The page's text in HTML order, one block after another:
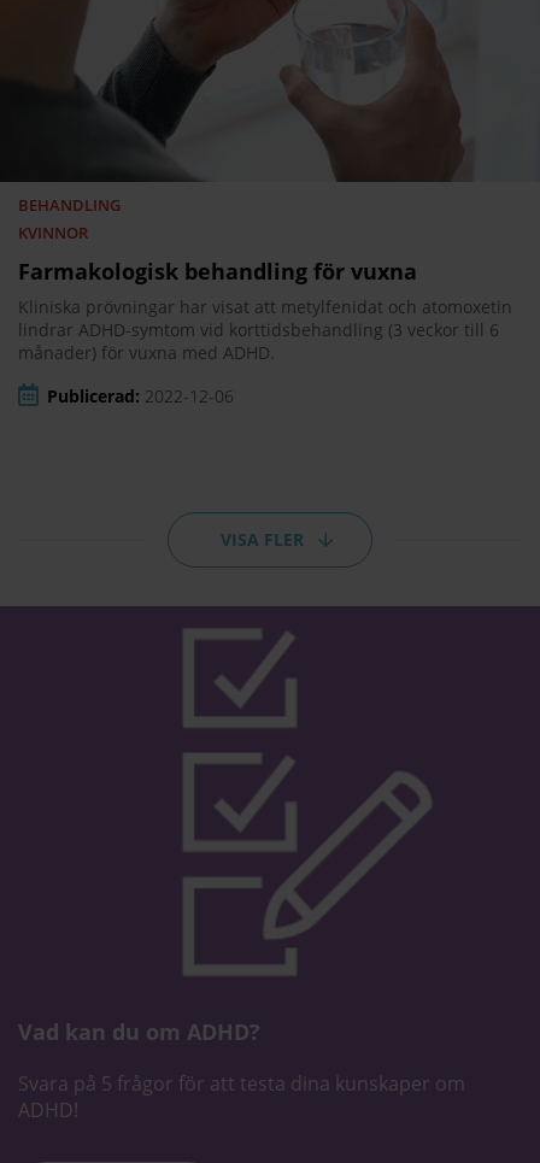
BEHANDLING
KVINNOR
Farmakologisk behandling för vuxna
Kliniska prövningar har visat att metylfenidat och atomoxetin
lindrar ADHD-symtom vid korttidsbehandling (3 veckor till 6
månader) för vuxna med ADHD.
Publicerad: 2022-12-06
VISA FLER
Vad kan du om ADHD?
Svara på 5 frågor för att testa dina kunskaper om
ADHD!